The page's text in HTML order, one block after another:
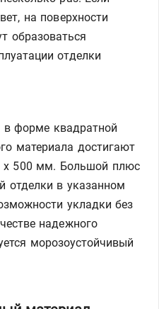
на поверхности
образоваться
отделки
форме квадратной
материала достигают
х 500 мм. Большой плюс
отделки в указанном
укладки без
надежного
морозоустойчивый